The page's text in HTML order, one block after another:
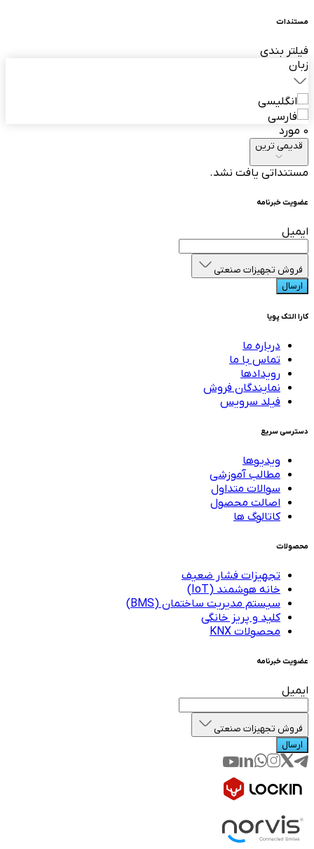
مستندات
فیلتر بندی
زبان
انگلیسی
فارسی
0 مورد
قدیمی ترین
مستنداتی یافت نشد.
عضویت خبرنامه
ایمیل
فروش تجهیزات صنعتی
ارسال
کارا التک پویا
درباره ما
تماس با ما
رویدادها
نمایندگان فروش
فیلد سرویس
دسترسی سریع
ویدیوها
مطالب آموزشی
سوالات متداول
اصالت محصول
کاتالوگ ها
محصولات
تجهیزات فشار ضعیف
خانه هوشمند (IoT)
سیستم مدیریت ساختمان (BMS)
کلید و پریز خانگی
محصولات KNX
عضویت خبرنامه
ایمیل
فروش تجهیزات صنعتی
ارسال